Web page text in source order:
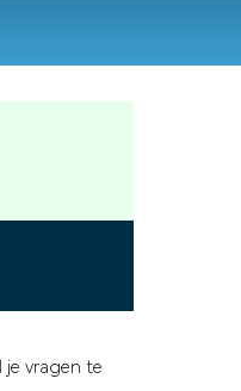
je vragen te